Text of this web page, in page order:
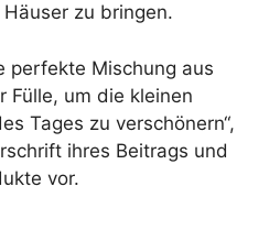
zu bringen.
perfekte Mischung aus
Fülle, um die kleinen
Tages zu verschönern“,
ihres Beitrags und
vor.